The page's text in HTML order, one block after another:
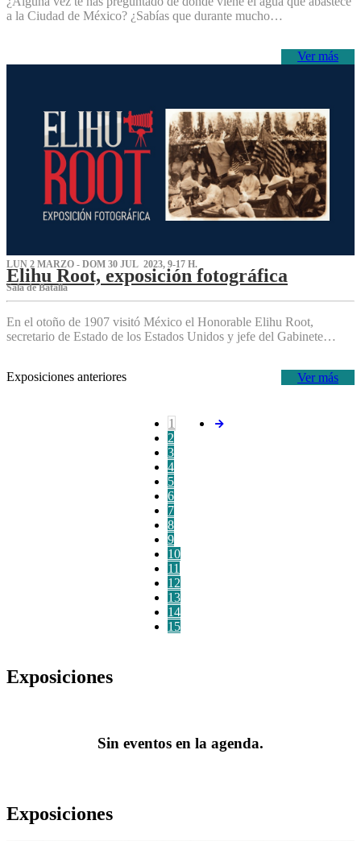
a la Ciudad de México? ¿Sabías que durante mucho…
Ver más
LUN 2 MARZO - DOM 30 JUL 2023, 9-17 H.
Elihu Root, exposición fotográfica
Sala de Batalla
En el otoño de 1907 visitó México el Honorable Elihu Root,
secretario de Estado de los Estados Unidos y jefe del Gabinete…
Ver más
Exposiciones anteriores
1
2
3
4
5
6
7
8
9
10
11
12
13
14
15
Exposiciones
Sin eventos en la agenda.
Exposiciones